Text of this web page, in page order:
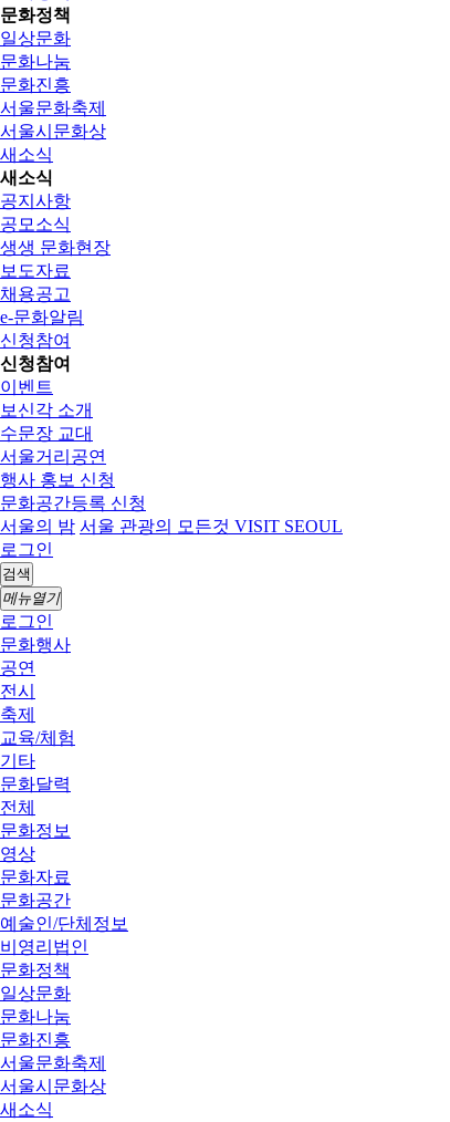
문화정책
일상문화
문화나눔
문화진흥
서울문화축제
서울시문화상
새소식
새소식
공지사항
공모소식
생생 문화현장
보도자료
채용공고
e-문화알림
신청참여
신청참여
이벤트
보신각 소개
수문장 교대
서울거리공연
행사 홍보 신청
문화공간등록 신청
서울의 밤 서울 관광의 모든것 VISIT SEOUL
로그인
검색
메뉴열기
로그인
문화행사
공연
전시
축제
교육/체험
기타
문화달력
전체
문화정보
영상
문화자료
문화공간
예술인/단체정보
비영리법인
문화정책
일상문화
문화나눔
문화진흥
서울문화축제
서울시문화상
새소식